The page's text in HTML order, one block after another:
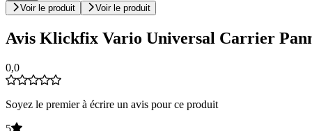
Voir le produit
Voir le produit
Avis Klickfix Vario Universal Carrier
0,0
Soyez le premier à écrire un avis pour ce produit
5